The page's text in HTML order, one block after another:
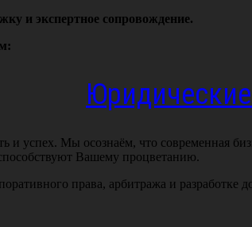
и экспертное сопровождение.
Юридические
и успех. Мы осознаём, что современная
Вашему процветанию.
права, арбитража и разработке